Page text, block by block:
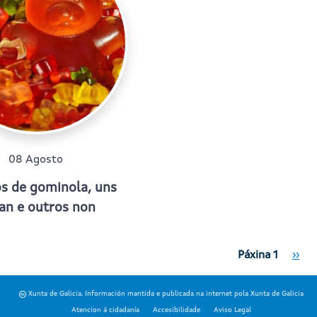
08 Agosto
de gominola, uns
e outros non
Páxina 1 ››
Xunta de Galicia. Información mantida e publicada na internet pola Xunta de Galicia
Atencion á cidadanía Accesibilidade Aviso Legal